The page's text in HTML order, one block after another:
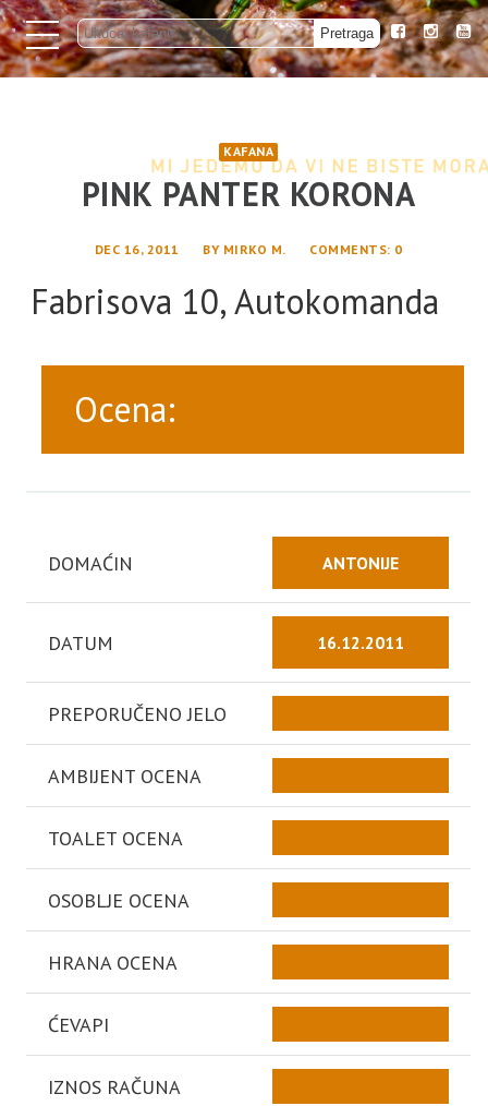
KAFANA
PINK PANTER KORONA
DEC 16, 2011 BY MIRKO M. COMMENTS: 0
Fabrisova 10, Autokomanda
Ocena:
DOMAĆIN ANTONIJE
DATUM 16.12.2011
PREPORUČENO JELO
AMBIJENT OCENA
TOALET OCENA
OSOBLJE OCENA
HRANA OCENA
ĆEVAPI
IZNOS RAČUNA